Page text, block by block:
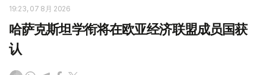
19:23, 07 8月 2026
哈萨克斯坦学衔将在欧亚经济联盟成员国获
认